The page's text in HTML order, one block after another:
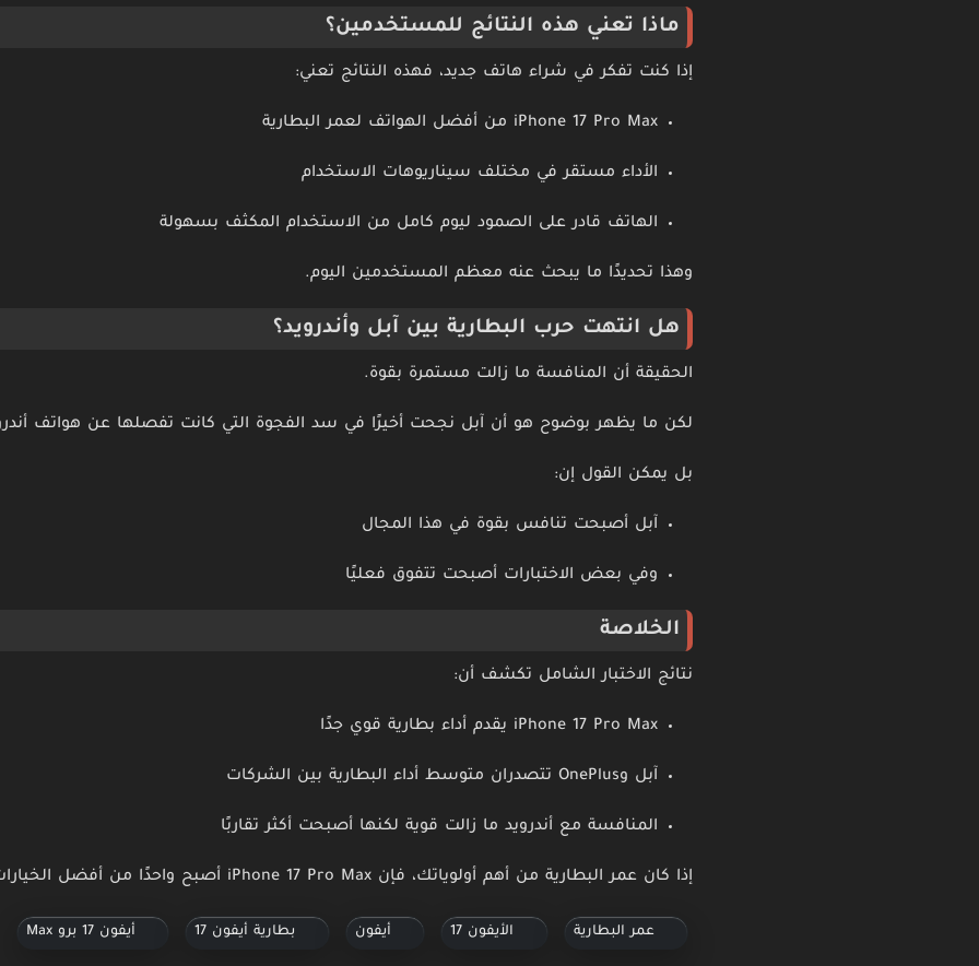
ماذا تعني هذه النتائج للمستخدمين؟
إذا كنت تفكر في شراء هاتف جديد، فهذه النتائج تعني:
iPhone 17 Pro Max من أفضل الهواتف لعمر البطارية
الأداء مستقر في مختلف سيناريوهات الاستخدام
الهاتف قادر على الصمود ليوم كامل من الاستخدام المكثف بسهولة
وهذا تحديدًا ما يبحث عنه معظم المستخدمين اليوم.
هل انتهت حرب البطارية بين آبل وأندرويد؟
الحقيقة أن المنافسة ما زالت مستمرة بقوة.
لكن ما يظهر بوضوح هو أن آبل نجحت أخيرًا في سد الفجوة التي كانت تفصلها عن هواتف
بل يمكن القول إن:
آبل أصبحت تنافس بقوة في هذا المجال
وفي بعض الاختبارات أصبحت تتفوق فعليًا
الخلاصة
نتائج الاختبار الشامل تكشف أن:
iPhone 17 Pro Max يقدم أداء بطارية قوي جدًا
آبل وOnePlus تتصدران متوسط أداء البطارية بين الشركات
المنافسة مع أندرويد ما زالت قوية لكنها أصبحت أكثر تقاربًا
إذا كان عمر البطارية من أهم أولوياتك، فإن iPhone 17 Pro Max أصبح واحدًا من أفضل الخيارات المتاحة في السوق حاليًا.
عمر البطارية الأيفون 17 أيفون بطارية أيفون 17 أيفون 17 برو Max